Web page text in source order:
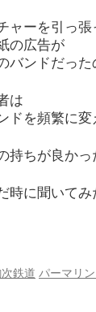
ャーを引っ張
の広告が
バンドだっ
は
ドを頻繁に
持ちが良かっ
時に聞いてみ
鉄道 パーマリ